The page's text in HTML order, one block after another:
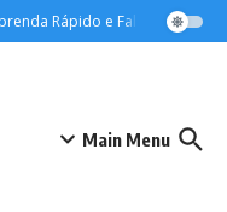
Rápido e Fale com
Main Menu